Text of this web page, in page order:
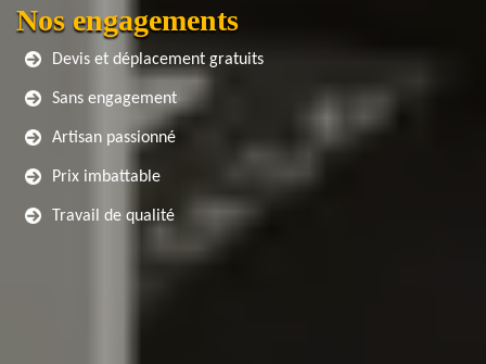
Nos engagements
Devis et déplacement gratuits
Sans engagement
Artisan passionné
Prix imbattable
Travail de qualité